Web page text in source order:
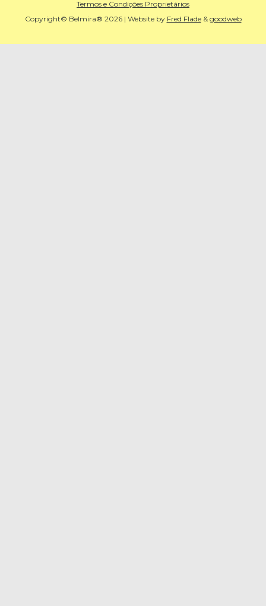
Termos e Condições Proprietários
Copyright© Belmira® 2026 | Website by Fred Flade&goodweb